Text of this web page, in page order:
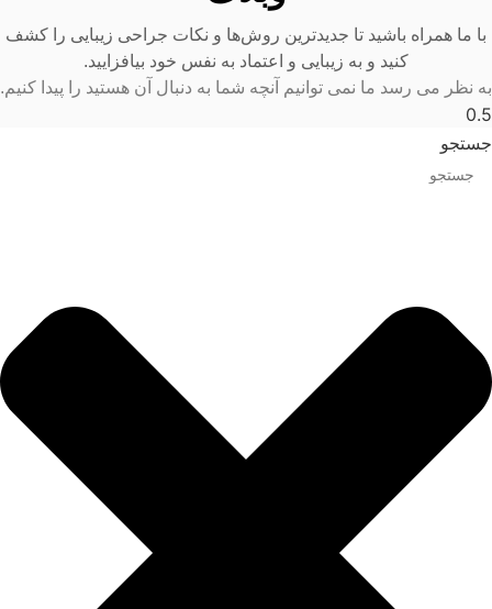
با ما همراه باشید تا جدیدترین روش‌ها و نکات جراحی زیبایی را کشف
کنید و به زیبایی و اعتماد به نفس خود بیافزایید.
به نظر می رسد ما نمی توانیم آنچه شما به دنبال آن هستید را پیدا کنیم.
جستجو